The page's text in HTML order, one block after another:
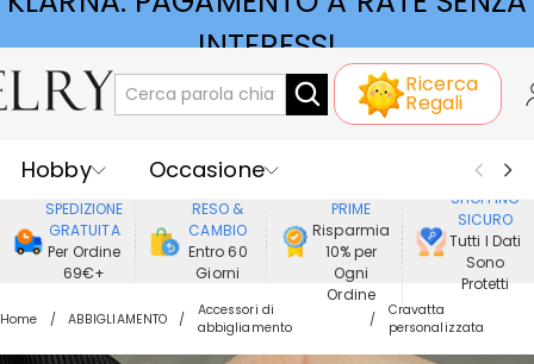
KLARNA: PAGAMENTO A RATE SENZA
INTERESSI
Ricerca
Regali
Hobby
Occasione
Ricevente
Best Seller
Nuovi
Gioielli
Casa&Vita
Abbigliamento
SPEDIZIONE
GRATUITA
Per Ordine
69€+
RESO &
CAMBIO
Entro 60
Giorni
PRIME
Risparmia
10% per
Ogni
Ordine
SHOPPING
SICURO
Tutti I Dati
Sono
Protetti
Home ABBIGLIAMENTO
Accessori di
abbigliamento
Cravatta
personalizzata